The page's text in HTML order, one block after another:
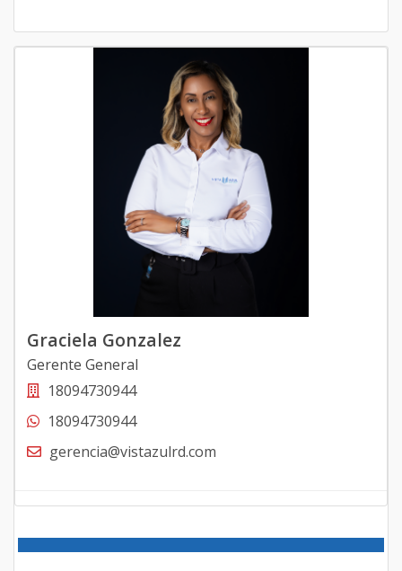
Graciela Gonzalez
Gerente General
18094730944
18094730944
gerencia@vistazulrd.com